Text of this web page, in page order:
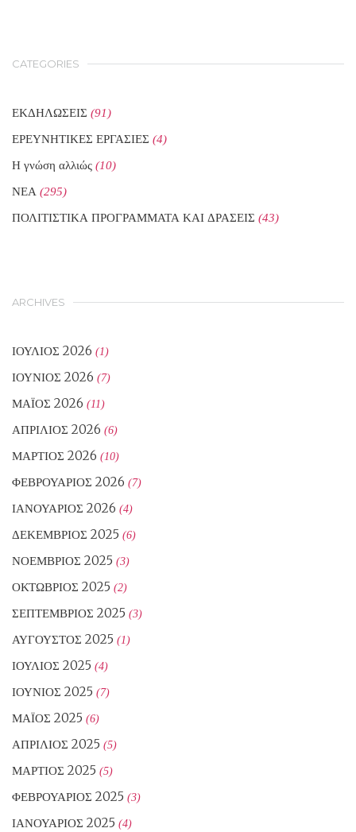
CATEGORIES
ΕΚΔΗΛΩΣΕΙΣ (91)
ΕΡΕΥΝΗΤΙΚΕΣ ΕΡΓΑΣΙΕΣ (4)
Η γνώση αλλιώς (10)
ΝΕΑ (295)
ΠΟΛΙΤΙΣΤΙΚΑ ΠΡΟΓΡΑΜΜΑΤΑ ΚΑΙ ΔΡΑΣΕΙΣ (43)
ARCHIVES
ΙΟΎΛΙΟΣ 2026 (1)
ΙΟΎΝΙΟΣ 2026 (7)
ΜΆΙΟΣ 2026 (11)
ΑΠΡΊΛΙΟΣ 2026 (6)
ΜΆΡΤΙΟΣ 2026 (10)
ΦΕΒΡΟΥΆΡΙΟΣ 2026 (7)
ΙΑΝΟΥΆΡΙΟΣ 2026 (4)
ΔΕΚΈΜΒΡΙΟΣ 2025 (6)
ΝΟΈΜΒΡΙΟΣ 2025 (3)
ΟΚΤΏΒΡΙΟΣ 2025 (2)
ΣΕΠΤΈΜΒΡΙΟΣ 2025 (3)
ΑΎΓΟΥΣΤΟΣ 2025 (1)
ΙΟΎΛΙΟΣ 2025 (4)
ΙΟΎΝΙΟΣ 2025 (7)
ΜΆΙΟΣ 2025 (6)
ΑΠΡΊΛΙΟΣ 2025 (5)
ΜΆΡΤΙΟΣ 2025 (5)
ΦΕΒΡΟΥΆΡΙΟΣ 2025 (3)
ΙΑΝΟΥΆΡΙΟΣ 2025 (4)